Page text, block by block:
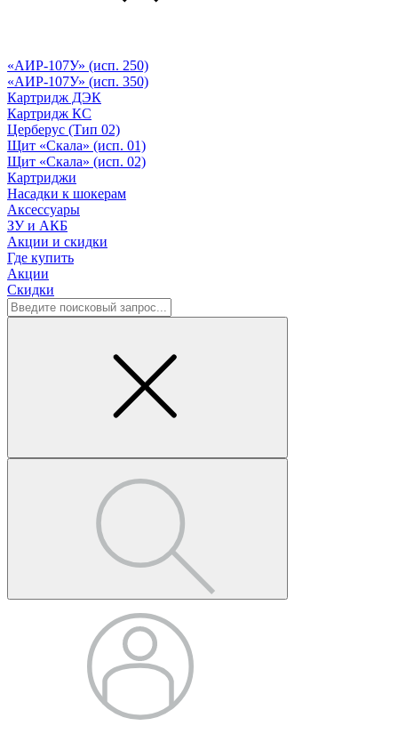
«АИР-107У» (исп. 250)
«АИР-107У» (исп. 350)
Картридж ДЭК
Картридж КС
Церберус (Тип 02)
Щит «Скала» (исп. 01)
Щит «Скала» (исп. 02)
Картриджи
Насадки к шокерам
Аксессуары
ЗУ и АКБ
Акции и скидки
Где купить
Акции
Скидки